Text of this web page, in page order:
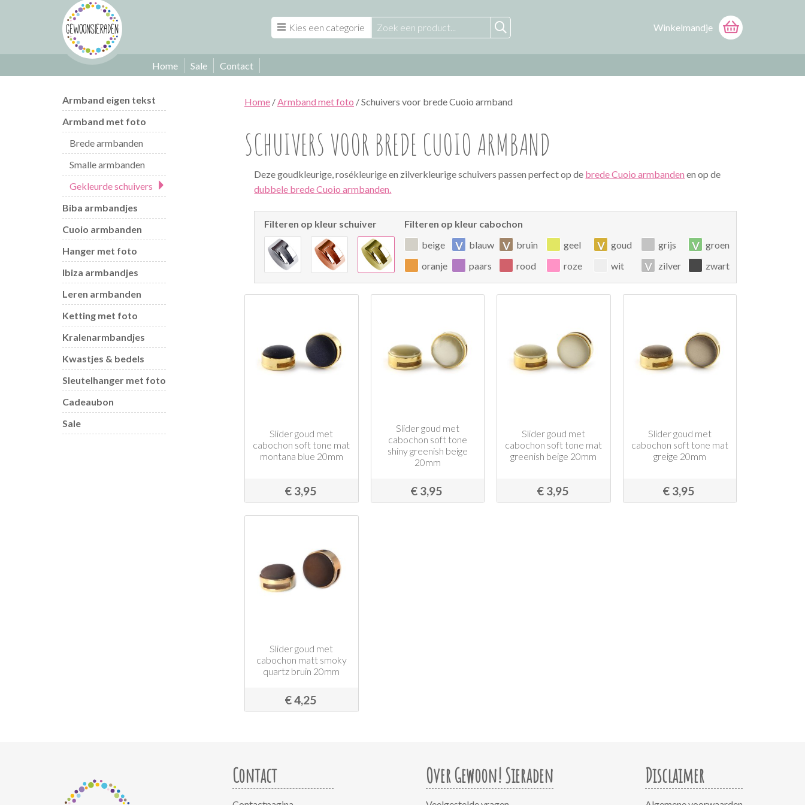
Kies een categorie Winkelmandje
Home Sale Contact
Armband eigen tekst
Armband met foto
Brede armbanden
Smalle armbanden
Gekleurde schuivers
Biba armbandjes
Cuoio armbanden
Hanger met foto
Ibiza armbandjes
Leren armbanden
Ketting met foto
Kralenarmbandjes
Kwastjes & bedels
Sleutelhanger met foto
Cadeaubon
Sale
Home /Armband met foto / Schuivers voor brede Cuoio armband
SCHUIVERS VOOR BREDE CUOIO ARMBAND
Deze goudkleurige, rosékleurige en zilverkleurige schuivers passen perfect op de brede Cuoio armbanden en op de
dubbele brede Cuoio armbanden.
Filteren op kleur schuiver
Filteren op kleur cabochon
beige
v blauw v bruin geel v goud grijs v groen
oranje
paars rood roze wit v zilver zwart
Slider goud met
cabochon soft tone mat
montana blue 20mm
€ 3,95
Slider goud met
cabochon soft tone
shiny greenish beige
20mm
€ 3,95
Slider goud met
cabochon soft tone mat
greenish beige 20mm
€ 3,95
Slider goud met
cabochon soft tone mat
greige 20mm
€ 3,95
Slider goud met
cabochon matt smoky
quartz bruin 20mm
€ 4,25
Contact Over Gewoon! Sieraden Disclaimer